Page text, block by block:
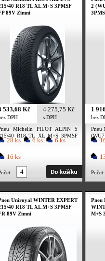
40 R18 TL XL M+S 3PMSF
89V Zimní
533,68 Kč
DPH
4 275,75 Kč
s DPH
Michelin PILOT ALPIN 5
40 R18 TL XL M+S 3PMSF
89V Zimní
28 ks 6 ks 6 ks
16 ks
2
1
bez
Pneu
Počet:
Uniroyal WINTER EXPERT
40 R18 TL XL M+S 3PMSF
89V Zimní
Pneu
M+S